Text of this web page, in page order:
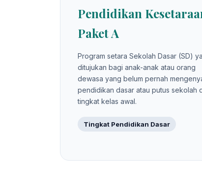
Pendidikan
Paket A
Program setara Sekolah Dasar (SD)
ditujukan bagi anak-anak atau orang
dewasa yang belum pernah
pendidikan dasar atau putus sekolah
tingkat kelas awal.
Tingkat Pendidikan Dasar